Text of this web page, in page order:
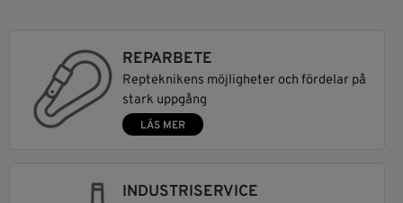
REPARBETE
Repteknikens möjligheter och fördelar på
stark uppgång
LÄS MER
INDUSTRISERVICE